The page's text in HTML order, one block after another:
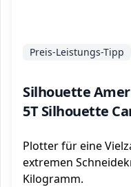
Silhouette
5T Silhouette
Preis-Leistungs-Tipp
Plotter für eine
extremen
Kilogramm.